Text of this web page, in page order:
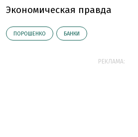
Экономическая правда
ПОРОШЕНКО БАНКИ
РЕКЛАМА: